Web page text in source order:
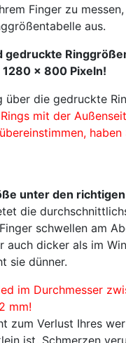
Finger zu
aus.
gedruckte
x 800 Pixeln!
über die gedruckte
mit der
haben
unter den
die
schwellen am
auch dicker als im
sie dünner.
im Durchmesser
mm!
zum Verlust Ihres
ist, Schmerzen